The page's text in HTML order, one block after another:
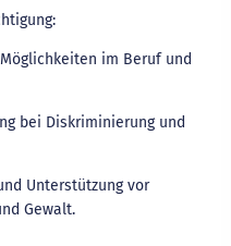
im Beruf und
bei Diskriminierung und
Unterstützung vor
Gewalt.